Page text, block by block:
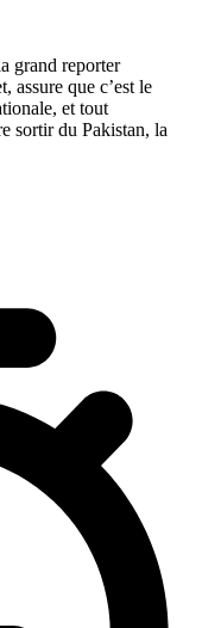
grand reporter
assure que c’est le
et tout
sortir du Pakistan, la